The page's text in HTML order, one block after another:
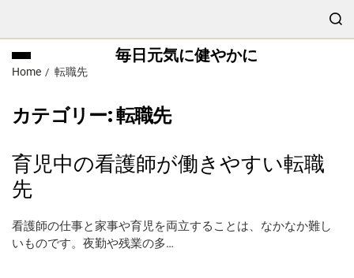
毎日元気に健やかに
Home 転職先
カテゴリー:転職先
育児中の看護師が働きやすい転職
先
看護師の仕事と家事や育児を両立することは、なかなか難し
いものです。夜勤や残業の多…